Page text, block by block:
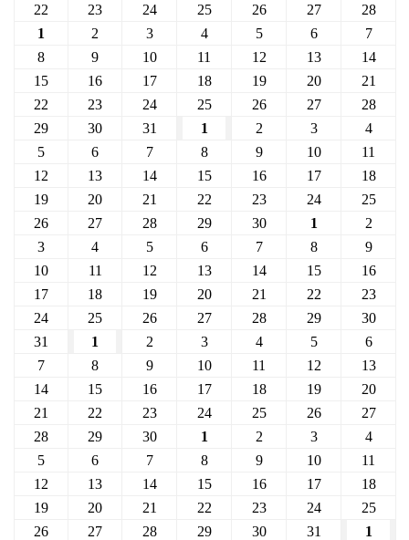
22
23 24 25 26 27
28
1
2 3 4 5 6
7
8
9 10 11 12 13
14
15
16 17 18 19 20
21
22
23 24 25 26 27
28
29
30 31 1 2 3
4
5
6 7 8 9 10
11
12
13 14 15 16 17
18
19
20 21 22 23 24
25
26
27 28 29 30 1
2
3
4 5 6 7 8
9
10
11 12 13 14 15
16
17
18 19 20 21 22
23
24
25 26 27 28 29
30
31
1 2 3 4 5
6
7
8 9 10 11 12
13
14
15 16 17 18 19
20
21
22 23 24 25 26
27
28
29 30 1 2 3
4
5
6 7 8 9 10
11
12
13 14 15 16 17
18
19
20 21 22 23 24
25
26
27 28 29 30 31 1